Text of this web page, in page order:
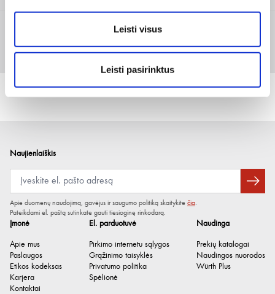
Leisti visus
Leisti pasirinktus
10 vnt
Įmonė
Apie mus
Paslaugos
Etikos kodeksas
Karjera
Kontaktai
El. parduotuvė
Pirkimo internetu sąlygos
Grąžinimo taisyklės
Privatumo politika
Spėlionė
Naudinga
Prekių katalogai
Naudingos nuorodos
Würth Plus
Naujienlaiškis
Apie duomenų naudojimą, gavėjus ir saugumo politiką skaitykite čia.
Pateikdami el. paštą sutinkate gauti tiesioginę rinkodarą.